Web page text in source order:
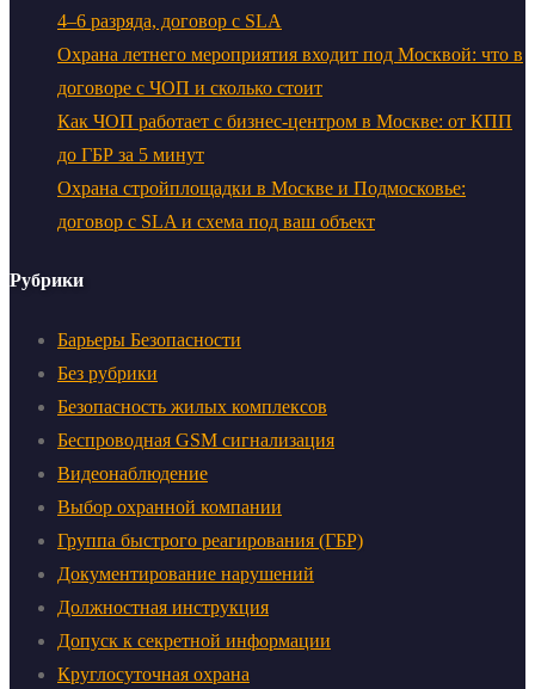
4–6 разряда, договор с SLA
Охрана летнего мероприятия входит под Москвой: что в
договоре с ЧОП и сколько стоит
Как ЧОП работает с бизнес-центром в Москве: от КПП
до ГБР за 5 минут
Охрана стройплощадки в Москве и Подмосковье:
договор с SLA и схема под ваш объект
Рубрики
Барьеры Безопасности
Без рубрики
Безопасность жилых комплексов
Беспроводная GSM сигнализация
Видеонаблюдение
Выбор охранной компании
Группа быстрого реагирования (ГБР)
Документирование нарушений
Должностная инструкция
Допуск к секретной информации
Круглосуточная охрана